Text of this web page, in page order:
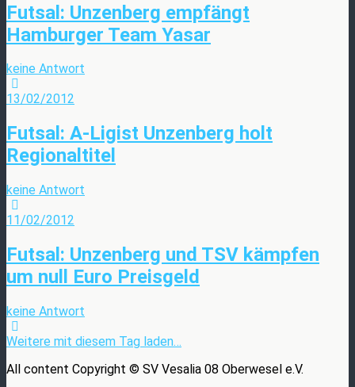
Futsal: Unzenberg empfängt
Hamburger Team Yasar
keine Antwort
13/02/2012
Futsal: A-Ligist Unzenberg holt
Regionaltitel
keine Antwort
11/02/2012
Futsal: Unzenberg und TSV kämpfen
um null Euro Preisgeld
keine Antwort
Weitere mit diesem Tag laden…
All content Copyright © SV Vesalia 08 Oberwesel e.V.